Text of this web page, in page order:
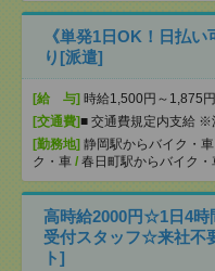
《単発1日OK！日払
り[派遣]
[給 与] 時給1,500円～1,875円
[交通費]■ 交通費規定内支給 ※
[勤務地] 静岡駅からバイク・車
ク・車 / 春日町駅からバイク・
高時給2000円☆1日4時
受付スタッフ☆来社不
ト]